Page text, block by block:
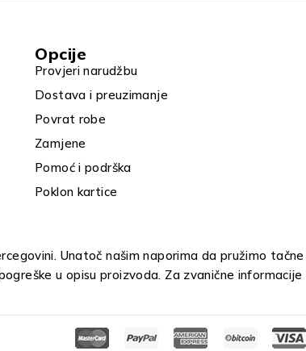
Opcije
Provjeri narudžbu
Dostava i preuzimanje
Povrat robe
Zamjene
Pomoć i podrška
Poklon kartice
Unatoč našim naporima da pružimo tačne
u opisu proizvoda. Za zvanične informacije